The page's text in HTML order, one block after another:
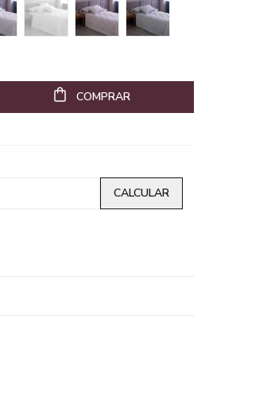
COMPRAR